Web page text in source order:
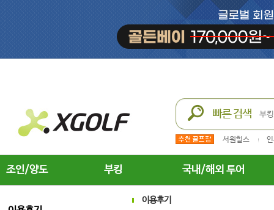
서원힐스
조인/양도 부킹 국내/해외 투어
이용후기